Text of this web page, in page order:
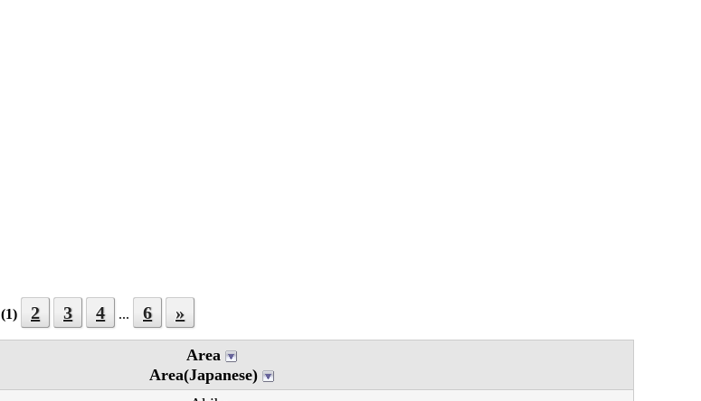
(1) 2 3 4 ... 6 »
Area
Area(Japanese)